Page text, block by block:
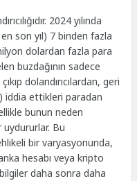
2024 yılında
son yıl) 7 binden fazla
dolardan fazla para
buzdağının sadece
dolandırıcılardan, geri
iddia ettikleri paradan
bunun neden
uydururlar. Bu
bir varyasyonunda,
hesabı veya kripto
daha sonra daha